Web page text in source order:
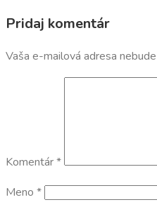
Pridaj komentár
Vaša e-mailová adresa
Komentár*
Meno *